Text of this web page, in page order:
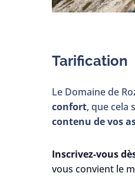
Tarification
Le Domaine de
confort, que
contenu de vos
Inscrivez-vous
vous convient le